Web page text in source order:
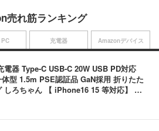
売れ筋ランキング
電器 Type-C USB-C 20W USB PD対応
型 1.5m PSE認証品 GaN採用 折りたた
しろちゃん 【 iPhone16 15 等対応】 E
PC 充電器 Amazonデバイス